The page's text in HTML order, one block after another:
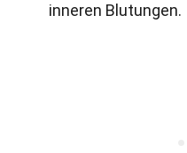
inneren Blutungen.